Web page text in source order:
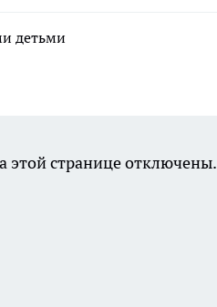
детьми
этой странице отключены.